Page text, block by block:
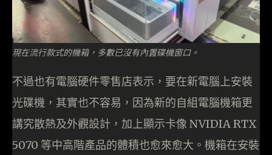
現在流行款式的機箱，多數已沒有內置碟機窗口。
不過也有電腦硬件零售店表示，要在新電腦上安裝
光碟機，其實也不容易，因為新的自組電腦機箱更
講究散熱及外觀設計，加上顯示卡像 NVIDIA RTX
5070 等中高階產品的體積也愈來愈大。機箱在安裝